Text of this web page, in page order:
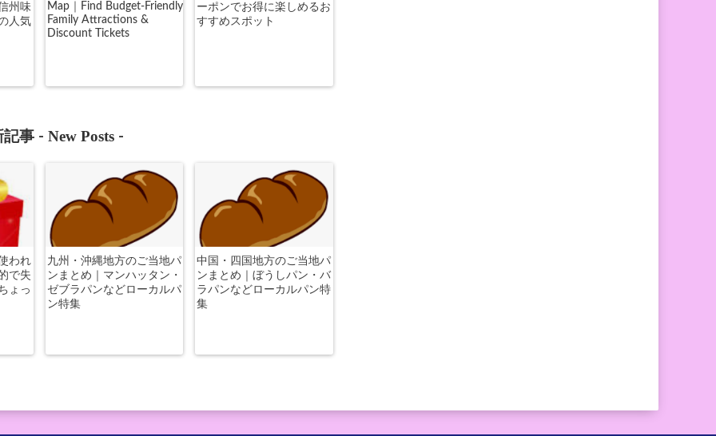
州味
人気
Map｜Find Budget-Friendly
Family Attractions &
Discount Tickets
ーポンでお得に楽しめるお
すすめスポット
事 - New Posts -
われ
で失
ょっ
九州・沖縄地方のご当地パ
ンまとめ｜マンハッタン・
ゼブラパンなどローカルパ
ン特集
中国・四国地方のご当地パ
ンまとめ｜ぼうしパン・バ
ラパンなどローカルパン特
集